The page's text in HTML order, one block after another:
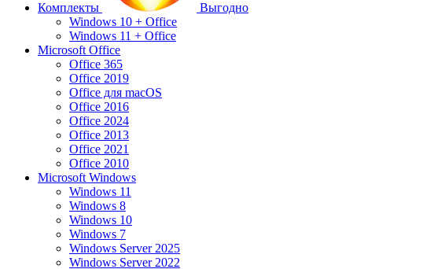
Комплекты
Выгодно
Windows 10 + Office
Windows 11 + Office
Microsoft Office
Office 365
Office 2019
Office для macOS
Office 2016
Office 2024
Office 2013
Office 2021
Office 2010
Microsoft Windows
Windows 11
Windows 8
Windows 10
Windows 7
Windows Server 2025
Windows Server 2022